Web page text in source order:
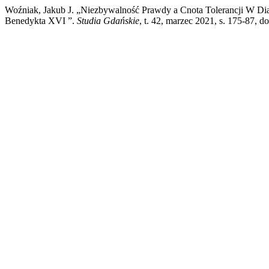
Woźniak, Jakub J. „Niezbywalność Prawdy a Cnota Tolerancji W
Benedykta XVI ”. Studia Gdańskie, t. 42, marzec 2021, s. 175-87,